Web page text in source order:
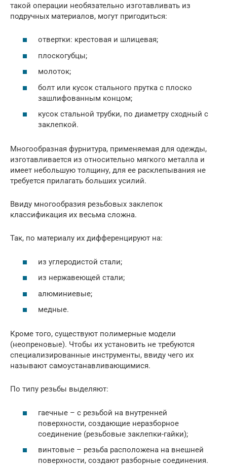
такой операции необязательно изготавливать из
подручных материалов, могут пригодиться:
отвертки: крестовая и шлицевая;
плоскогубцы;
молоток;
болт или кусок стального прутка с плоско
зашлифованным концом;
кусок стальной трубки, по диаметру сходный с
заклепкой.
Многообразная фурнитура, применяемая для одежды,
изготавливается из относительно мягкого металла и
имеет небольшую толщину, для ее расклепывания не
требуется прилагать больших усилий.
Ввиду многообразия резьбовых заклепок
классификация их весьма сложна.
Так, по материалу их дифференцируют на:
из углеродистой стали;
из нержавеющей стали;
алюминиевые;
медные.
Кроме того, существуют полимерные модели
(неопреновые). Чтобы их установить не требуются
специализированные инструменты, ввиду чего их
называют самоустанавливающимися.
По типу резьбы выделяют:
гаечные – с резьбой на внутренней
поверхности, создающие неразборное
соединение (резьбовые заклепки-гайки);
винтовые – резьба расположена на внешней
поверхности, создают разборные соединения.